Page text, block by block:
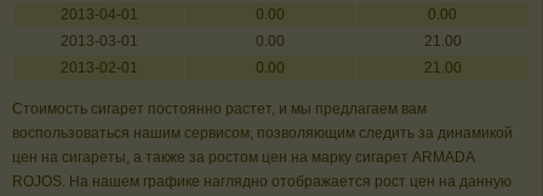
2013-04-01
0.00
0.00
2013-03-01
0.00
21.00
2013-02-01
0.00 21.00
Стоимость сигарет постоянно растет, и мы предлагаем вам
воспользоваться нашим сервисом, позволяющим следить за динамикой
цен на сигареты, а также за ростом цен на марку сигарет ARMADA
ROJOS. На нашем графике наглядно отображается рост цен на данную